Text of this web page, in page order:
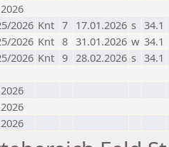
2026 Knt 7 17.01.2026 s 34.1
2026 Knt 8 31.01.2026 w 34.1
2026 Knt 9 28.02.2026 s 34.1